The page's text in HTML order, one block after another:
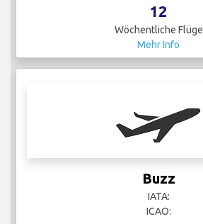
12
Wöchentliche Flüge
Mehr Info
Buzz
IATA:
ICAO: